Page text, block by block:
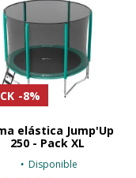
-8%
elástica Jump'Up
250 - Pack XL
Disponible